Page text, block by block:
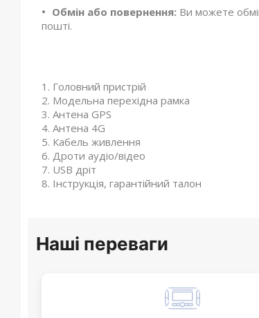
Обмін або повернення: Ви можете
пошті.
Головний пристрій
Модельна перехідна рамка
Антена GPS
Антена 4G
Кабель живлення
Дроти аудіо/відео
USB дріт
Інструкція, гарантійний талон
Наші переваги